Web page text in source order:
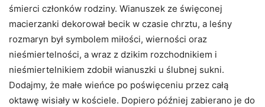
śmierci członków rodziny. Wianuszek ze święconej
macierzanki dekorował becik w czasie chrztu, a leśny
rozmaryn był symbolem miłości, wierności oraz
nieśmiertelności, a wraz z dzikim rozchodnikiem i
nieśmiertelnikiem zdobił wianuszki u ślubnej sukni.
Dodajmy, że małe wieńce po poświęceniu przez całą
oktawę wisiały w kościele. Dopiero później zabierano je do